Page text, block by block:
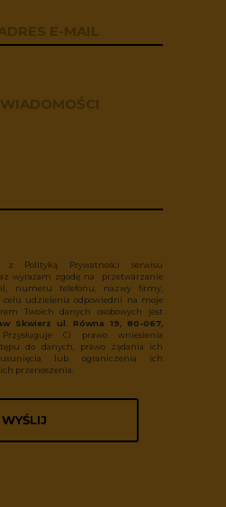
z Polityką Prywatności serwisu
wyrażam zgodę na przetwarzanie
numeru telefonu, nazwy firmy,
udzielenia odpowiedni na moje
Twoich danych osobowych jest
Skwierz ul. Równa 19, 80-067,
Ci prawo wniesienia
do danych, prawo żądania ich
lub ograniczenia ich
przenoszenia.
WYŚLIJ